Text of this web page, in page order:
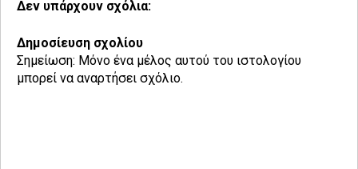
Δεν υπάρχουν σχόλια:
Δημοσίευση σχολίου
Σημείωση: Μόνο ένα μέλος αυτού του ιστολογίου
μπορεί να αναρτήσει σχόλιο.